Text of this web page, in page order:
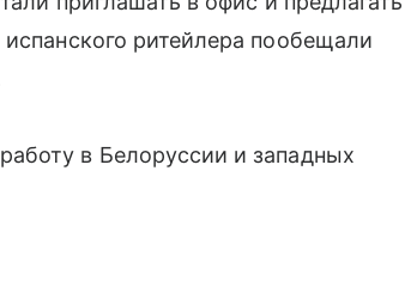
ритейлера пообещали
в Белоруссии и западных